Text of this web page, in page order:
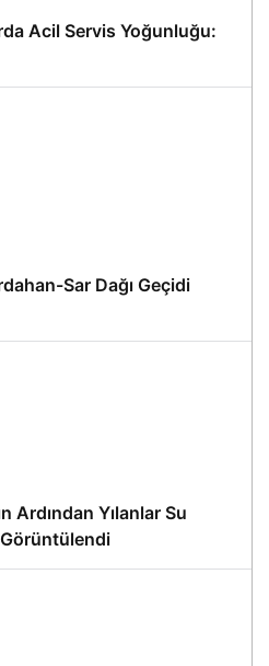
Acil Servis Yoğunluğu:
Sar Dağı Geçidi
Ardından Yılanlar Su
Görüntülendi